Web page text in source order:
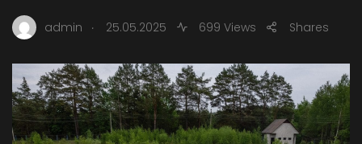
admin . 25.05.2025 699 Views Shares